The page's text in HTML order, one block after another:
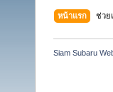
หน้าแรก ช่วย
Siam Subaru